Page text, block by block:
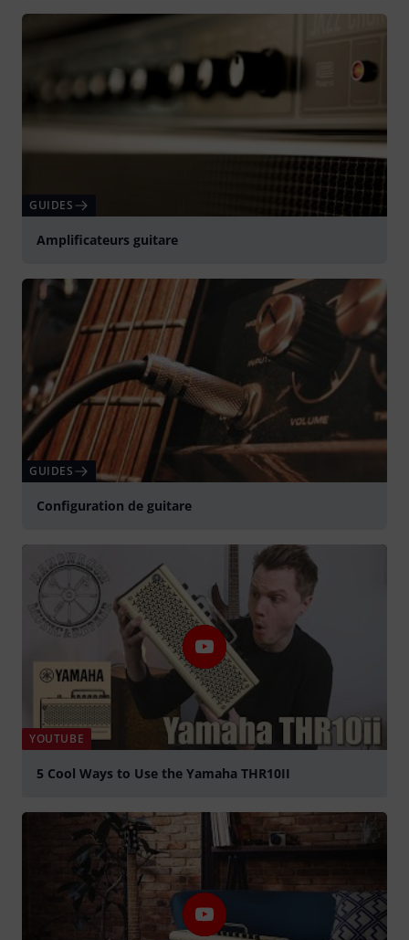
GUIDES
Amplificateurs guitare
GUIDES
Configuration de guitare
YOUTUBE
5 Cool Ways to Use the Yamaha THR10II